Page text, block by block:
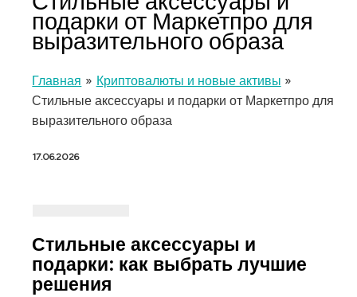
подарки от Маркетпро для
выразительного образа
Главная
Криптовалюты и новые активы
Стильные аксессуары и подарки от Маркетпро для
выразительного образа
17.06.2026
Стильные аксессуары и
подарки: как выбрать лучшие
решения